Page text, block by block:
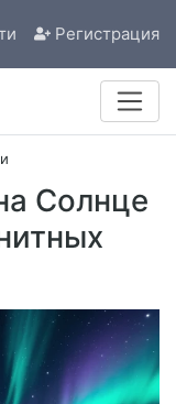
Регистрация
Солнце